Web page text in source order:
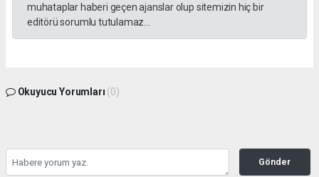
muhataplar haberi geçen ajanslar olup sitemizin hiç bir
editörü sorumlu tutulamaz...
Okuyucu Yorumları (0)
Gönder